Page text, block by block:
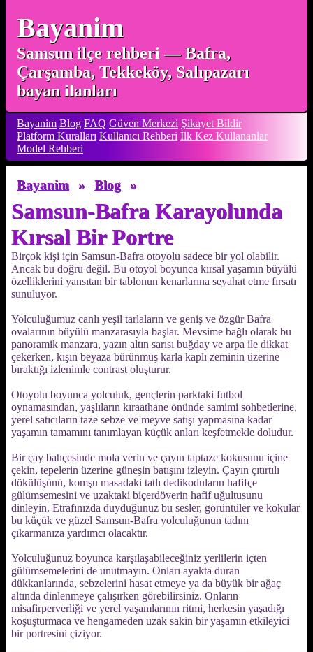
Bayanim
Samsun ilçe rehberi — Bafra,
Çarşamba, Tekkeköy, Salıpazarı
bayan ilanları
Bayanim Blog FAQ Güven Merkezi Şikayet Bildir
Platform Kuralları Kullanıcı Rehberi İlk Kez Kullananlar
Model Rehberi
Bayanim » Blog »
Samsun-Bafra Karayolunda
Kırsal Bir Portre
Birçok kişi için Samsun-Bafra otoyolu sadece bir yol olabilir.
Ancak bu doğru değil. Bu otoyol boyunca kırsal yaşamın büyülü
özelliklerini yansıtan bir tablonun kenarlarına seyahat etme fırsatı
sunuluyor.
Yolculuğumuz canlı yeşil tarlaların ve geniş ve özgür Bafra
ovalarının büyülü manzarasıyla başlar. Mevsime bağlı olarak bu
panoramik manzara, yazın altın sarısı buğday ve arpa ile dikkat
çekerken, kışın beyaza bürünmüş karla kaplı zeminin üzerine
bıraktığı izlenimle contrast oluşturur.
Otoyolu boyunca yolculuk, gençlerin parktaki futbol
oynamasından, yaşlıların kıraathane önünde samimi sohbetlerine,
yerel satıcıların taze sebze ve meyve satışı yapmasına kadar
yaşamın tamamını tanımlayan küçük anları keşfetmekle doludur.
Bir çay bahçesinde mola verin ve çayın taptaze kokusunu içine
çekin, tepelerin üzerine güneşin batışını izleyin. Çayın çıtırtılı
dökülüşünü, komşu masadaki tatlı dedikoduların hafifçe
gülümsemesini ve uzaktaki biçerdöverin hafif uğultusunu
dinleyin. Etrafınızda duyduğunuz bu sesler, görüntüler ve kokular
bu küçük ve güzel Samsun-Bafra yolculuğunun tadını
çıkarmanıza yardımcı olacaktır.
Yolculuğunuz boyunca karşılaşabileceğiniz yerlilerin içten
gülümsemelerini de unutmayın. Onları ayakta duran
dükkanlarında, sebzelerini hasat etmeye ya da büyük bir ağaç
altında dinlenmeye çalışırken görebilirsiniz. Onların
misafirperverliği ve yerel yaşamlarının ritmi, herkesin yaşadığı
koşuşturmaca ve hengameden uzak sakin bir yaşamın etkileyici
bir portresini çiziyor.